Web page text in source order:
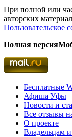
При полной или
авторских
Пользовательское
Полная версия
Бесплатные
Афиша Уфы
Новости и
Все отзывы
О проекте
Владельцам и